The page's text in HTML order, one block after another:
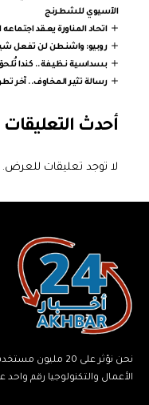
الآسيوي للشطرنج
اتحاد المناورة يعقد اجتماعه
روبيو: واشنطن لن تفعل
بسداسية نظيفة.. كندا
رسالة تثير المخاوف.. آخر
أحدث التعليقات
لا توجد تعليقات للعرض.
نحن نؤثر على 20
الأعمال والتكنولوجيا رقم واحد